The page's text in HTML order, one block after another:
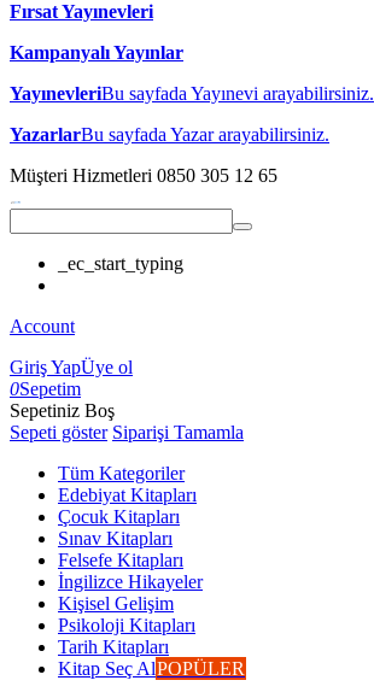
Fırsat Yayınevleri
Kampanyalı Yayınlar
YayınevleriBu sayfada Yayınevi arayabilirsiniz.
YazarlarBu sayfada Yazar arayabilirsiniz.
Müşteri Hizmetleri 0850 305 12 65
_ec_start_typing
Account
Giriş YapÜye ol
0Sepetim
Sepetiniz Boş
Sepeti göster Siparişi Tamamla
Tüm Kategoriler
Edebiyat Kitapları
Çocuk Kitapları
Sınav Kitapları
Felsefe Kitapları
İngilizce Hikayeler
Kişisel Gelişim
Psikoloji Kitapları
Tarih Kitapları
Kitap Seç AlPOPÜLER